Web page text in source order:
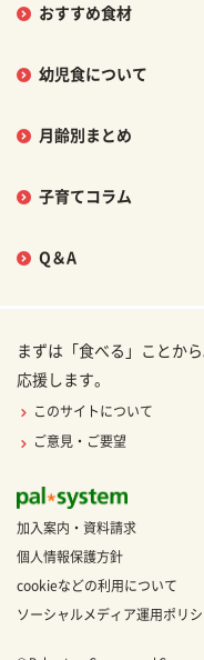
おすすめ食材
幼児食について
月齢別まとめ
子育てコラム
Q＆A
まずは「食べる」ことか
応援します。
このサイトについて
ご意見・ご要望
加入案内・資料請求
個人情報保護方針
cookieなどの利用について
ソーシャルメディア運用ポリシ